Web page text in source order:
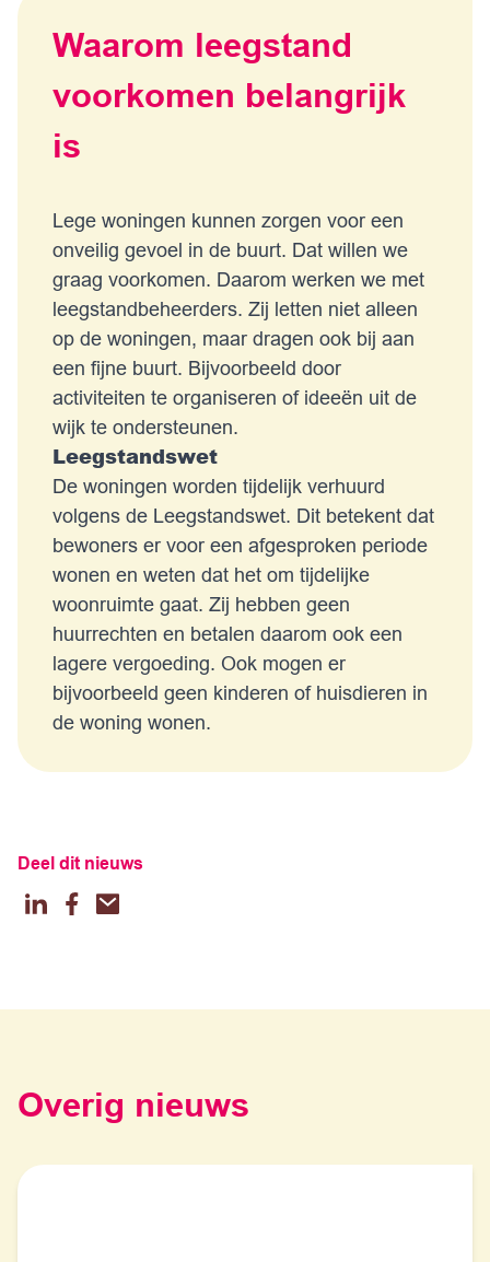
Waarom leegstand
voorkomen belangrijk
is
Lege woningen kunnen zorgen voor een
onveilig gevoel in de buurt. Dat willen we
graag voorkomen. Daarom werken we met
leegstandbeheerders. Zij letten niet alleen
op de woningen, maar dragen ook bij aan
een fijne buurt. Bijvoorbeeld door
activiteiten te organiseren of ideeën uit de
wijk te ondersteunen.
Leegstandswet
De woningen worden tijdelijk verhuurd
volgens de Leegstandswet. Dit betekent dat
bewoners er voor een afgesproken periode
wonen en weten dat het om tijdelijke
woonruimte gaat. Zij hebben geen
huurrechten en betalen daarom ook een
lagere vergoeding. Ook mogen er
bijvoorbeeld geen kinderen of huisdieren in
de woning wonen.
Deel dit nieuws
LinkedInFacebook
Email
Overig nieuws